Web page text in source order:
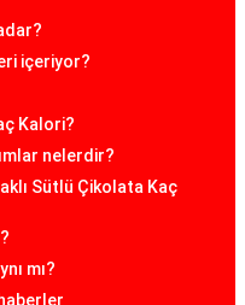
içeriyor?
Kalori?
nelerdir?
Sütlü Çikolata Kaç
mı?